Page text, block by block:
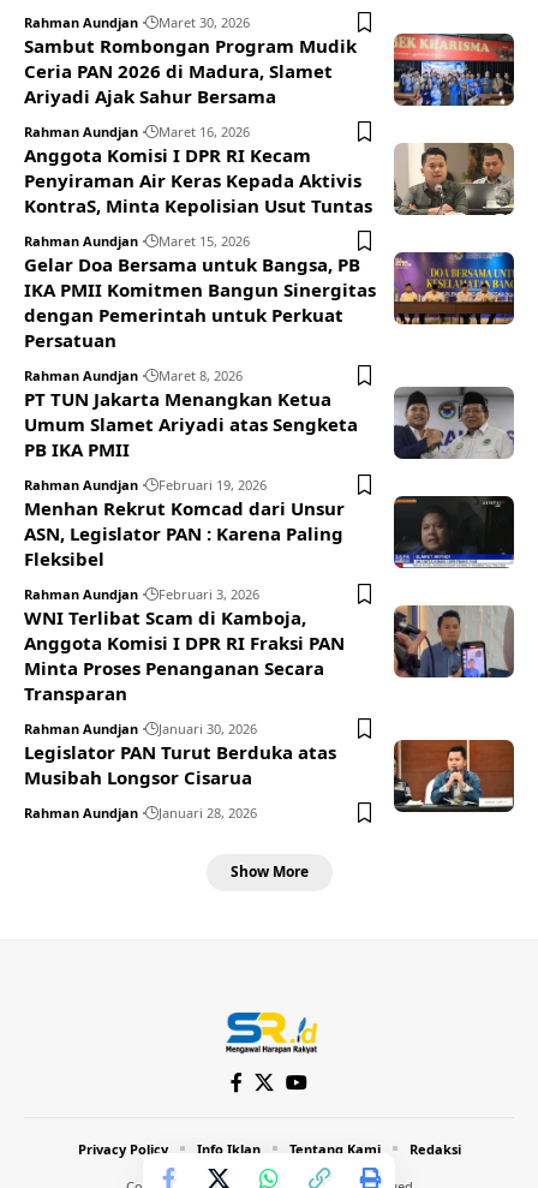
Rahman Aundjan Maret 30, 2026
Sambut Rombongan Program Mudik
Ceria PAN 2026 di Madura, Slamet
Ariyadi Ajak Sahur Bersama
Rahman Aundjan Maret 16, 2026
Anggota Komisi I DPR RI Kecam
Penyiraman Air Keras Kepada Aktivis
KontraS, Minta Kepolisian Usut Tuntas
Rahman Aundjan Maret 15, 2026
Gelar Doa Bersama untuk Bangsa, PB
IKA PMII Komitmen Bangun Sinergitas
dengan Pemerintah untuk Perkuat
Persatuan
Rahman Aundjan Maret 8, 2026
PT TUN Jakarta Menangkan Ketua
Umum Slamet Ariyadi atas Sengketa
PB IKA PMII
Rahman Aundjan Februari 19, 2026
Menhan Rekrut Komcad dari Unsur
ASN, Legislator PAN : Karena Paling
Fleksibel
Rahman Aundjan Februari 3, 2026
WNI Terlibat Scam di Kamboja,
Anggota Komisi I DPR RI Fraksi PAN
Minta Proses Penanganan Secara
Transparan
Rahman Aundjan Januari 30, 2026
Legislator PAN Turut Berduka atas
Musibah Longsor Cisarua
Rahman Aundjan Januari 28, 2026
Show More
Privacy Policy Info Iklan Tentang Kami Redaksi